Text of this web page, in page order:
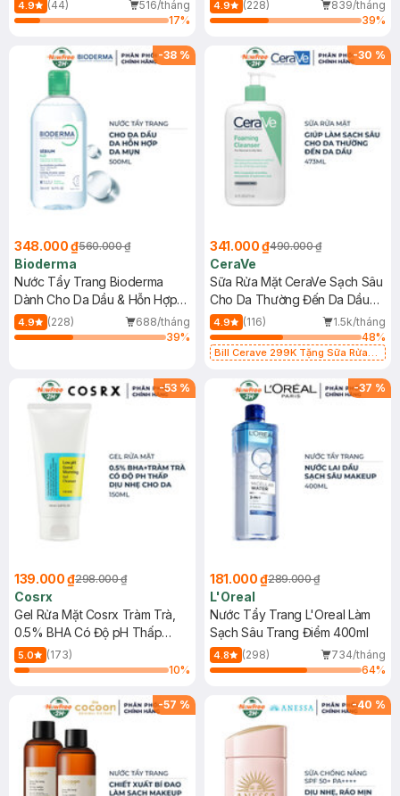
4.9 (44)
516/tháng
17%
4.9 (228)
839/tháng
39%
-38 %
348.000 ₫560.000 ₫
Bioderma
Nước Tẩy Trang Bioderma
Dành Cho Da Dầu & Hỗn Hợp
500ml
4.9 (228)
688/tháng
39%
-30 %
341.000 ₫490.000 ₫
CeraVe
Sữa Rửa Mặt CeraVe Sạch Sâu
Cho Da Thường Đến Da Dầu
473ml
4.9 (116)
1.5k/tháng
48%
Bill Cerave 299K Tặng Sữa Rửa
-53 %
139.000 ₫298.000 ₫
Cosrx
Gel Rửa Mặt Cosrx Tràm Trà,
0.5% BHA Có Độ pH Thấp
150ml
5.0
(173)
10%
-37 %
181.000 ₫289.000 ₫
L'Oreal
Nước Tẩy Trang L'Oreal Làm
Sạch Sâu Trang Điểm 400ml
4.8 (298)
734/tháng
64%
-57 % -40 %